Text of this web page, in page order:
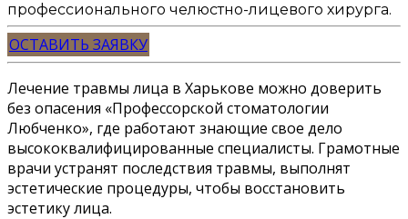
профессионального челюстно-лицевого хирурга.
ОСТАВИТЬ ЗАЯВКУ
Лечение травмы лица в Харькове можно доверить
без опасения «Профессорской стоматологии
Любченко», где работают знающие свое дело
высококвалифицированные специалисты. Грамотные
врачи устранят последствия травмы, выполнят
эстетические процедуры, чтобы восстановить
эстетику лица.